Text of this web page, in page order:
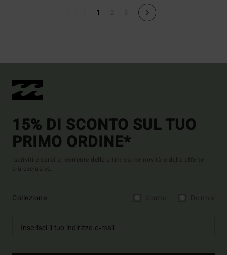
1
15% DI SCONTO SUL TUO
PRIMO ORDINE*
Iscriviti e sarai al corrente delle ultimissime novità e delle offerte
più esclusive.
Collezione